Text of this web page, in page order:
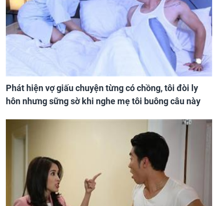
Phát hiện vợ giấu chuyện từng có chồng, tôi đòi ly
hôn nhưng sững sờ khi nghe mẹ tôi buông câu này